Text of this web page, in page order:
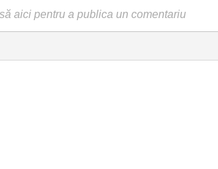
aici pentru a publica un comentariu